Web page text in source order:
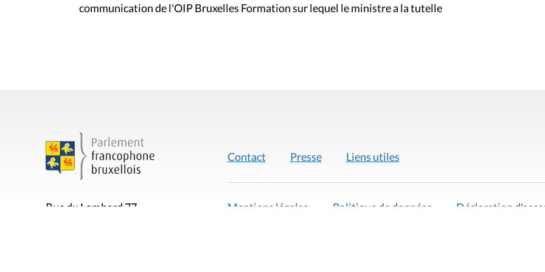
communication de l'OIP Bruxelles Formation sur lequel le ministre a la tutelle
Rue du Lombard 77
Contact Presse Liens utiles
Mentions légales Politique de données Déclaration